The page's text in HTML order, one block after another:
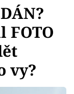
FOTO
vy?